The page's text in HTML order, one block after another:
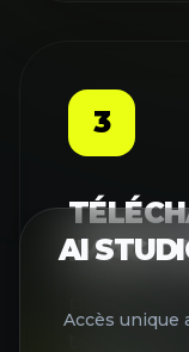
3
IMAGE
AI
Accès unique